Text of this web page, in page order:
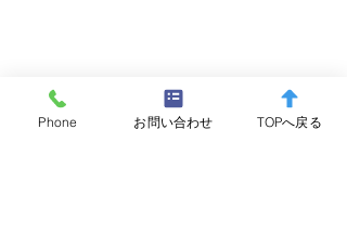
Phone お問い合わせ TOPへ戻る